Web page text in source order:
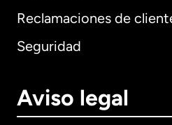
Reclamaciones de
Seguridad
Aviso legal